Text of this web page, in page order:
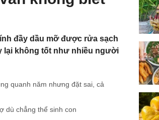
đầy dầu mỡ được rửa sạch
lại không tốt như nhiều người
quanh năm nhưng đặt sai, cả
dù chẳng thể sinh con